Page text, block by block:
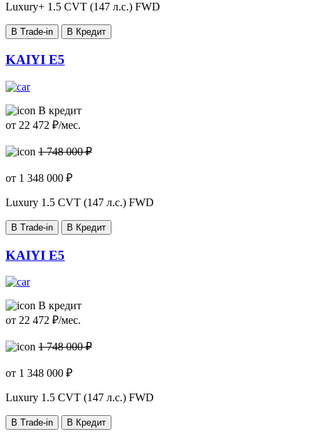
Luxury+ 1.5 CVT (147 л.с.) FWD
В Trade-in В Кредит
KAIYI E5
В кредит
от 22 472 ₽/мес.
1 748 000 ₽
от 1 348 000 ₽
Luxury 1.5 CVT (147 л.с.) FWD
В Trade-in В Кредит
KAIYI E5
В кредит
от 22 472 ₽/мес.
1 748 000 ₽
от 1 348 000 ₽
Luxury 1.5 CVT (147 л.с.) FWD
В Trade-in В Кредит